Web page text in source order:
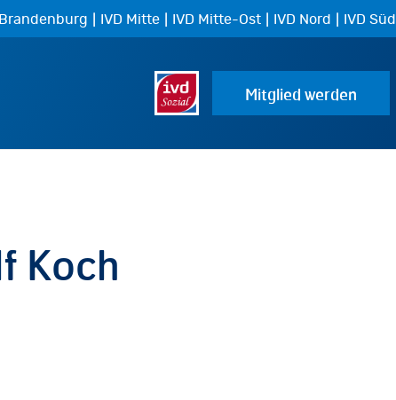
| IVD Mitte | IVD Mitte-Ost | IVD Nord | IVD Süd
Mitglied werden
Koch